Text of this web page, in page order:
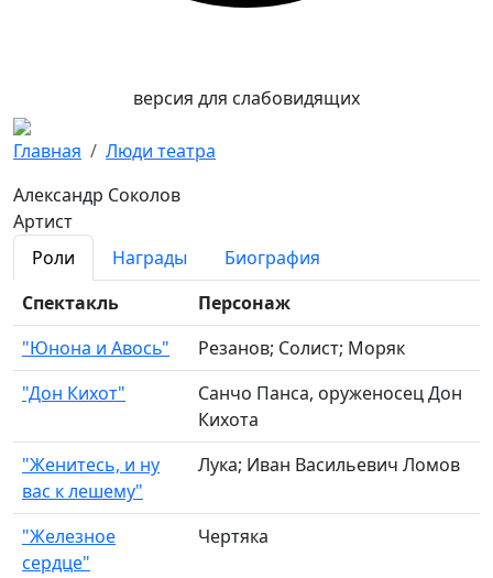
версия для слабовидящих
Главная
Люди театра
Александр Соколов
Артист
Роли
Награды
Биография
Спектакль
Персонаж
"Юнона и Авось"
Резанов; Солист; Моряк
"Дон Кихот"
Санчо Панса, оруженосец Дон
Кихота
"Женитесь, и ну
вас к лешему"
Лука; Иван Васильевич Ломов
"Железное
сердце"
Чертяка